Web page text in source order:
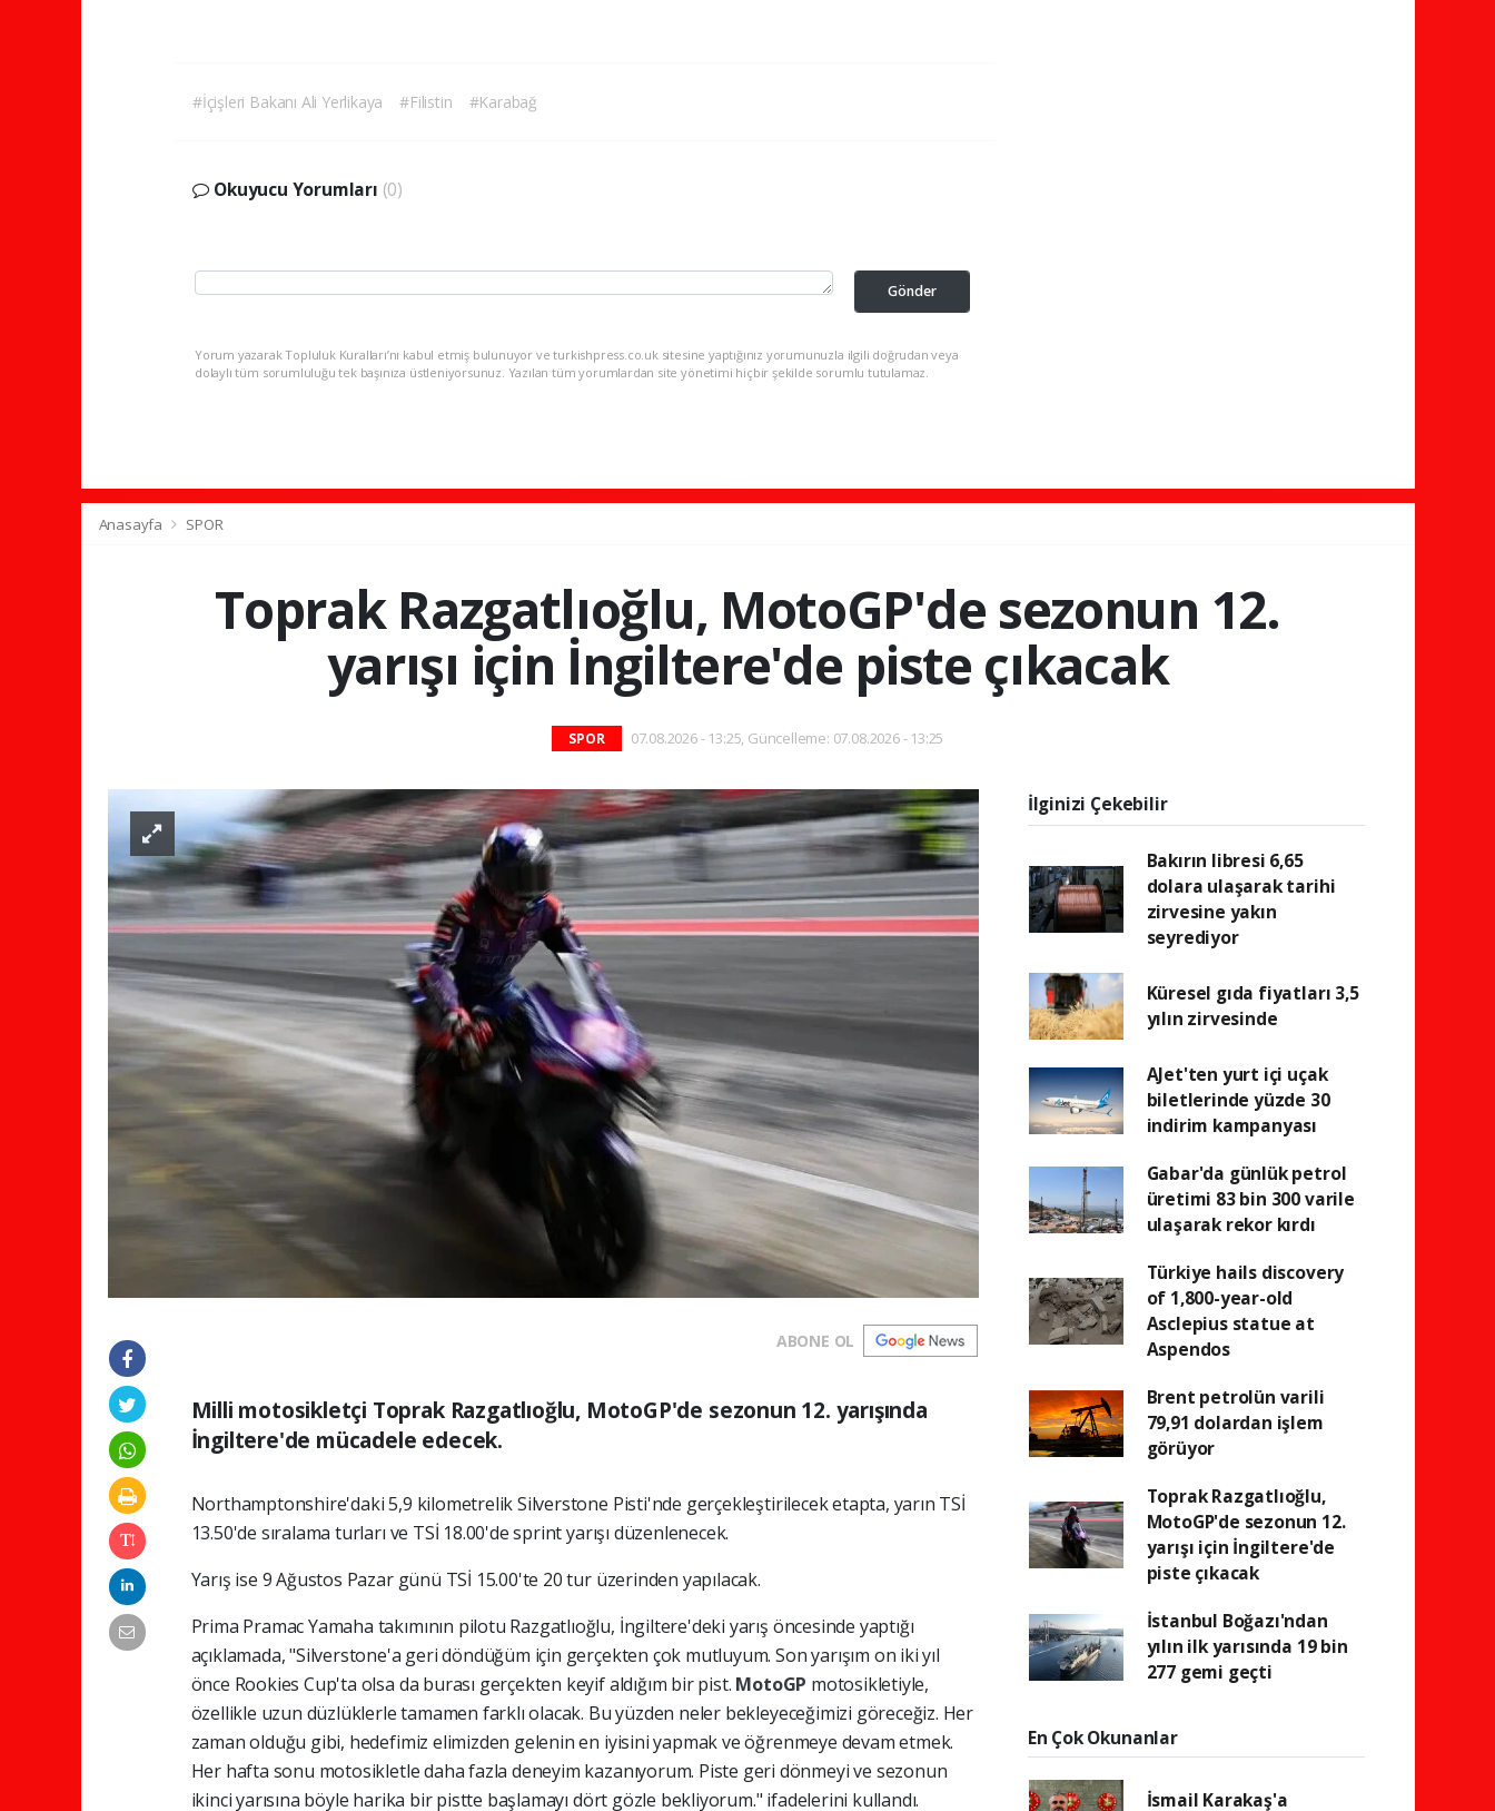
#İçişleri Bakanı Ali Yerlikaya #Filistin #Karabağ
Okuyucu Yorumları (0)
Gönder
Yorum yazarak Topluluk Kuralları’nı kabul etmiş bulunuyor ve turkishpress.co.uk sitesine yaptığınız yorumunuzla ilgili doğrudan veya
dolaylı tüm sorumluluğu tek başınıza üstleniyorsunuz. Yazılan tüm yorumlardan site yönetimi hiçbir şekilde sorumlu tutulamaz.
Anasayfa SPOR
Toprak Razgatlıoğlu, MotoGP'de sezonun 12.
yarışı için İngiltere'de piste çıkacak
SPOR 07.08.2026 - 13:25, Güncelleme: 07.08.2026 - 13:25
ABONE OL
Milli motosikletçi Toprak Razgatlıoğlu, MotoGP'de sezonun 12. yarışında
İngiltere'de mücadele edecek.
Northamptonshire'daki 5,9 kilometrelik Silverstone Pisti'nde gerçekleştirilecek etapta, yarın TSİ
13.50'de sıralama turları ve TSİ 18.00'de sprint yarışı düzenlenecek.
Yarış ise 9 Ağustos Pazar günü TSİ 15.00'te 20 tur üzerinden yapılacak.
Prima Pramac Yamaha takımının pilotu Razgatlıoğlu, İngiltere'deki yarış öncesinde yaptığı
açıklamada, "Silverstone'a geri döndüğüm için gerçekten çok mutluyum. Son yarışım on iki yıl
önce Rookies Cup'ta olsa da burası gerçekten keyif aldığım bir pist. MotoGP motosikletiyle,
özellikle uzun düzlüklerle tamamen farklı olacak. Bu yüzden neler bekleyeceğimizi göreceğiz. Her
zaman olduğu gibi, hedefimiz elimizden gelenin en iyisini yapmak ve öğrenmeye devam etmek.
Her hafta sonu motosikletle daha fazla deneyim kazanıyorum. Piste geri dönmeyi ve sezonun
ikinci yarısına böyle harika bir pistte başlamayı dört gözle bekliyorum." ifadelerini kullandı.
İlginizi Çekebilir
Bakırın libresi 6,65
dolara ulaşarak tarihi
zirvesine yakın
seyrediyor
Küresel gıda fiyatları 3,5
yılın zirvesinde
AJet'ten yurt içi uçak
biletlerinde yüzde 30
indirim kampanyası
Gabar'da günlük petrol
üretimi 83 bin 300 varile
ulaşarak rekor kırdı
Türkiye hails discovery
of 1,800-year-old
Asclepius statue at
Aspendos
Brent petrolün varili
79,91 dolardan işlem
görüyor
Toprak Razgatlıoğlu,
MotoGP'de sezonun 12.
yarışı için İngiltere'de
piste çıkacak
İstanbul Boğazı'ndan
yılın ilk yarısında 19 bin
277 gemi geçti
En Çok Okunanlar
İsmail Karakaş'a